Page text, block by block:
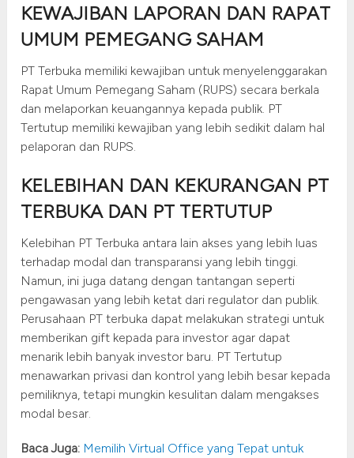
KEWAJIBAN LAPORAN DAN RAPAT
UMUM PEMEGANG SAHAM
PT Terbuka memiliki kewajiban untuk menyelenggarakan
Rapat Umum Pemegang Saham (RUPS) secara berkala
dan melaporkan keuangannya kepada publik. PT
Tertutup memiliki kewajiban yang lebih sedikit dalam hal
pelaporan dan RUPS.
KELEBIHAN DAN KEKURANGAN PT
TERBUKA DAN PT TERTUTUP
Kelebihan PT Terbuka antara lain akses yang lebih luas
terhadap modal dan transparansi yang lebih tinggi.
Namun, ini juga datang dengan tantangan seperti
pengawasan yang lebih ketat dari regulator dan publik.
Perusahaan PT terbuka dapat melakukan strategi untuk
memberikan gift kepada para investor agar dapat
menarik lebih banyak investor baru. PT Tertutup
menawarkan privasi dan kontrol yang lebih besar kepada
pemiliknya, tetapi mungkin kesulitan dalam mengakses
modal besar.
Baca Juga: Memilih Virtual Office yang Tepat untuk